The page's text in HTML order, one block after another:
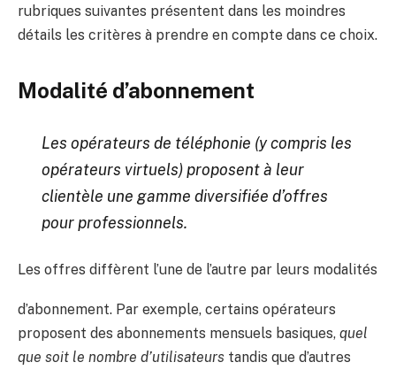
rubriques suivantes présentent dans les moindres
détails les critères à prendre en compte dans ce choix.
Modalité d’abonnement
Les opérateurs de téléphonie (y compris les
opérateurs virtuels) proposent à leur
clientèle une gamme diversifiée d’offres
pour professionnels.
Les offres diffèrent l’une de l’autre par leurs modalités
d’abonnement. Par exemple, certains opérateurs
proposent des abonnements mensuels basiques, quel
que soit le nombre d’utilisateurs tandis que d’autres